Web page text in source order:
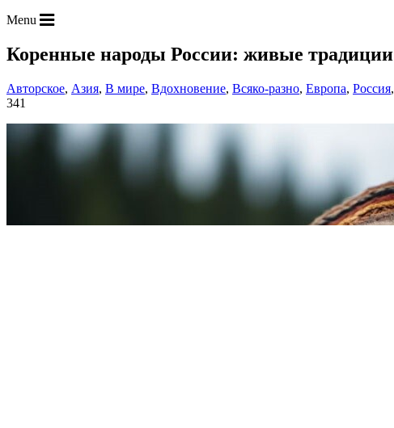
Menu
Коренные народы России: живые традиции
Авторское, Азия, В мире, Вдохновение, Всяко-разно, Европа, Россия,
341